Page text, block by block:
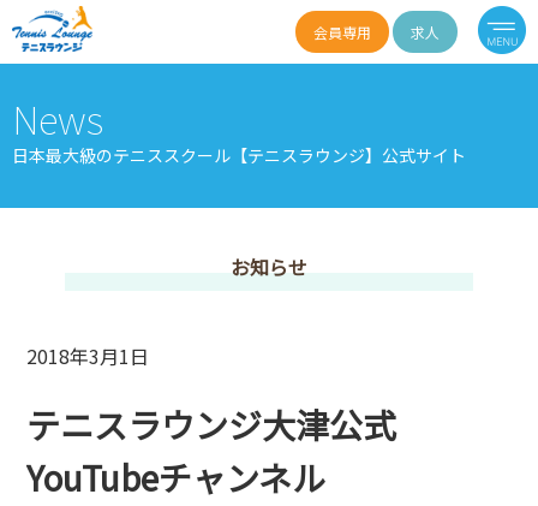
会員専用 求人
News
日本最大級のテニススクール【テニスラウンジ】公式サイト
お知らせ
2018年3月1日
テニスラウンジ大津公式
YouTubeチャンネル